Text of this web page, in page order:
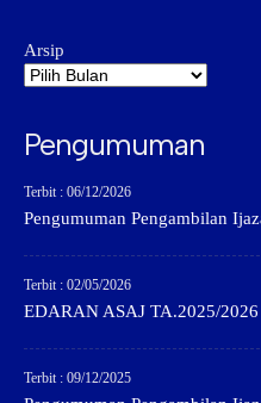
Arsip
Pengumuman
Terbit : 06/12/2026
Pengumuman Pengambilan
Terbit : 02/05/2026
EDARAN ASAJ TA.2025/2026
Terbit : 09/12/2025